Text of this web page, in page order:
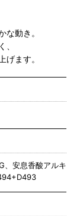
動き。
ます。
、安息香酸アルキ